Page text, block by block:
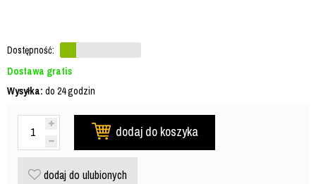
Dostępność:
Dostawa gratis
Wysyłka: do 24 godzin
dodaj do koszyka
dodaj do ulubionych